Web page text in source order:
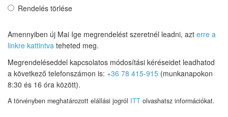
Rendelés törlése
Amennyiben új Mai Ige megrendelést szeretnél leadni, azt erre a
linkre kattintva teheted meg.
Megrendeléseddel kapcsolatos módosítási kéréseidet leadhatod
a következő telefonszámon is: +36 78 415-915 (munkanapokon
8:30 és 16 óra között).
A törvényben meghatározott elállási jogról ITT olvashatsz információkat.